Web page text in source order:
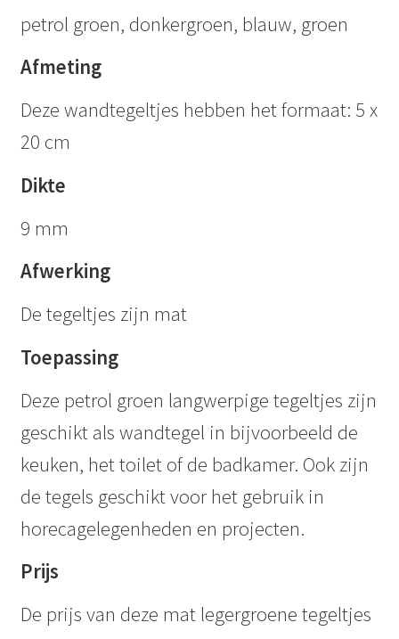
petrol groen, donkergroen, blauw, groen
Afmeting
Deze wandtegeltjes hebben het formaat: 5 x
20 cm
Dikte
9 mm
Afwerking
De tegeltjes zijn mat
Toepassing
Deze petrol groen langwerpige tegeltjes zijn
geschikt als wandtegel in bijvoorbeeld de
keuken, het toilet of de badkamer. Ook zijn
de tegels geschikt voor het gebruik in
horecagelegenheden en projecten.
Prijs
De prijs van deze mat legergroene tegeltjes